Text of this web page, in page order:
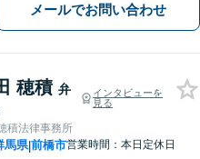
メールでお問い合わせ
穂積 弁
インタビューを
見る
積法律事務所
馬県|前橋市営業時間：本日定休日